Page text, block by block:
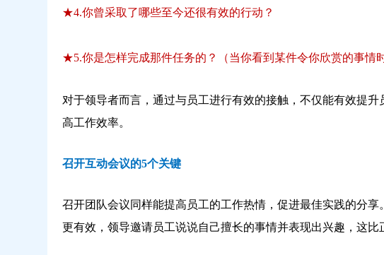
★4.你曾采取了哪些至今还很有效的行动？
★5.你是怎样完成那件任务的？ （当你看到某件令你欣赏的事情
对于领导者而言，通过与员工进行有效的接触，不仅能有效提
高工作效率。
召开互动会议的5个关键
召开团队会议同样能提高员工的工作热情，促进最佳实践的分
更有效，领导邀请员工说说自己擅长的事情并表现出兴趣，这比